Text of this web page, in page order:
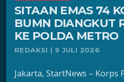
SITAAN EMAS 74
BUMN DIANGKUT
KE POLDA METRO
REDAKSI | 9 JULI 2026
Jakarta, StartNews – Korps